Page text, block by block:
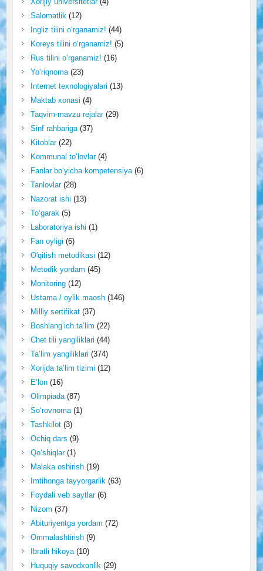
Salomatlik (12)
Ingliz tilini o‘rganamiz! (44)
Koreys tilini o‘rganamiz! (5)
Rus tilini o‘rganamiz! (16)
Yo‘riqnoma(23)
Internet texnologiyalari (13)
Maktab xonasi (4)
Taqvim-mavzu rejalar(29)
Sinf rahbariga(37)
Kitoblar(22)
Kommunal to‘lovlar(4)
Fanlar bo‘yicha kompetensiya(6)
Tanlovlar(28)
Nazorat ishi (13)
To‘garak (5)
Laboratoriya ishi (1)
Fan oyligi (6)
O'qitish metodikasi (12)
Metodik yordam (45)
Monitoring(12)
Ustama / oylik maosh(146)
Milliy sertifikat(37)
Boshlang‘ich ta’lim (22)
Chet tili yangiliklari (44)
Ta’lim yangiliklari (374)
Xorijda ta’lim tizimi (12)
E’lon(16)
Olimpiada(87)
So‘rovnoma(1)
Tashkilot(3)
Ochiq dars (9)
Qo‘shiqlar(1)
Malaka oshirish(19)
Imtihonga tayyorgarlik (63)
Foydali veb saytlar(6)
Nizom (37)
Abituriyentga yordam (72)
Ommalashtirish(9)
Ibratli hikoya(10)
Huquqiy savodxonlik (29)